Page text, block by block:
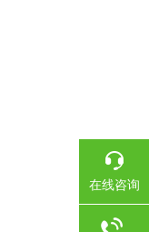
在线咨询